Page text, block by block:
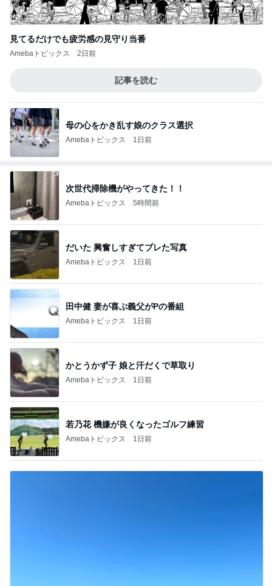
見てるだけでも疲労感の見守り当番
Amebaトピックス 2日前
記事を読む
母の心をかき乱す娘のクラス選択
Amebaトピックス 1日前
次世代掃除機がやってきた！！
Amebaトピックス 5時間前
だいた 興奮しすぎてブレた写真
Amebaトピックス 1日前
田中健 妻が喜ぶ義父がPの番組
Amebaトピックス 1日前
かとうかず子 娘と汗だくで草取り
Amebaトピックス 1日前
若乃花 機嫌が良くなったゴルフ練習
Amebaトピックス 1日前